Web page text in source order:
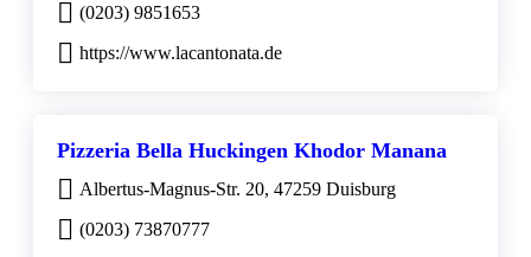
(0203) 9851653
https://www.lacantonata.de
Pizzeria Bella Huckingen Khodor Manana
Albertus-Magnus-Str. 20, 47259 Duisburg
(0203) 73870777